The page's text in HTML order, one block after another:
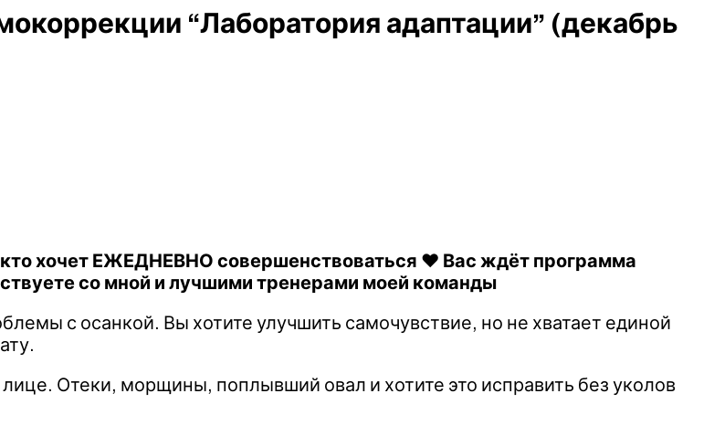
“Лаборатория адаптации” (декабрь
кто хочет ЕЖЕДНЕВНО совершенствоваться ❤️ Вас ждёт программа
со мной и лучшими тренерами моей команды
с осанкой. Вы хотите улучшить самочувствие, но не хватает единой
Отеки, морщины, поплывший овал и хотите это исправить без уколов